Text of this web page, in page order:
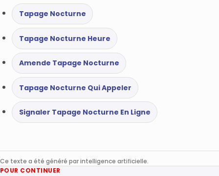
Tapage Nocturne
Tapage Nocturne Heure
Amende Tapage Nocturne
Tapage Nocturne Qui Appeler
Signaler Tapage Nocturne En Ligne
Ce texte a été généré par intelligence artificielle.
POUR CONTINUER